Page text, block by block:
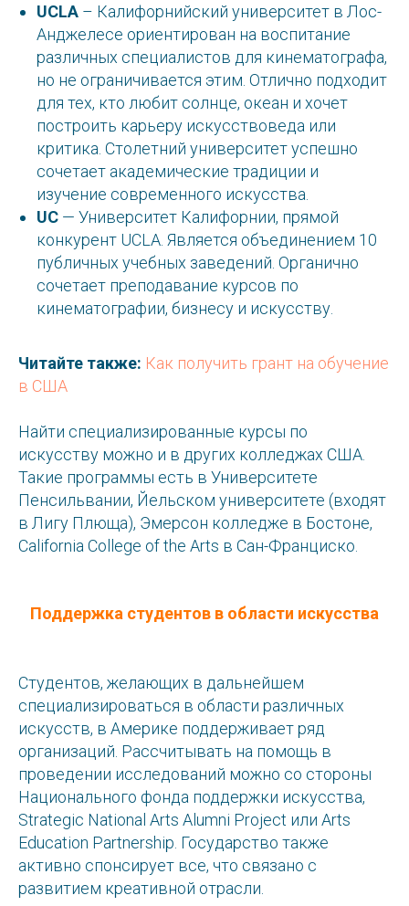
UCLA – Калифорнийский университет в Лос-
Анджелесе ориентирован на воспитание
различных специалистов для кинематографа,
но не ограничивается этим. Отлично подходит
для тех, кто любит солнце, океан и хочет
построить карьеру искусствоведа или
критика. Столетний университет успешно
сочетает академические традиции и
изучение современного искусства.
UC — Университет Калифорнии, прямой
конкурент UCLA. Является объединением 10
публичных учебных заведений. Органично
сочетает преподавание курсов по
кинематографии, бизнесу и искусству.
Читайте также: Как получить грант на обучение
в США
Найти специализированные курсы по
искусству можно и в других колледжах США.
Такие программы есть в Университете
Пенсильвании, Йельском университете (входят
в Лигу Плюща), Эмерсон колледже в Бостоне,
California College of the Arts в Сан-Франциско.
Поддержка студентов в области искусства
Студентов, желающих в дальнейшем
специализироваться в области различных
искусств, в Америке поддерживает ряд
организаций. Рассчитывать на помощь в
проведении исследований можно со стороны
Национального фонда поддержки искусства,
Strategic National Arts Alumni Project или Arts
Education Partnership. Государство также
активно спонсирует все, что связано с
развитием креативной отрасли.